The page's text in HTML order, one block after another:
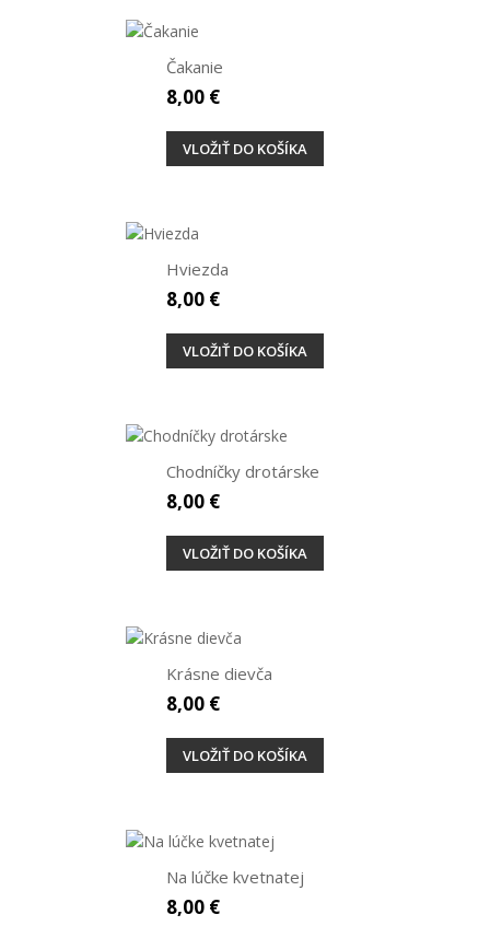
Čakanie
8,00 €
VLOŽIŤ DO KOŠÍKA
Hviezda
8,00 €
VLOŽIŤ DO KOŠÍKA
Chodníčky drotárske
8,00 €
VLOŽIŤ DO KOŠÍKA
Krásne dievča
8,00 €
VLOŽIŤ DO KOŠÍKA
Na lúčke kvetnatej
8,00 €